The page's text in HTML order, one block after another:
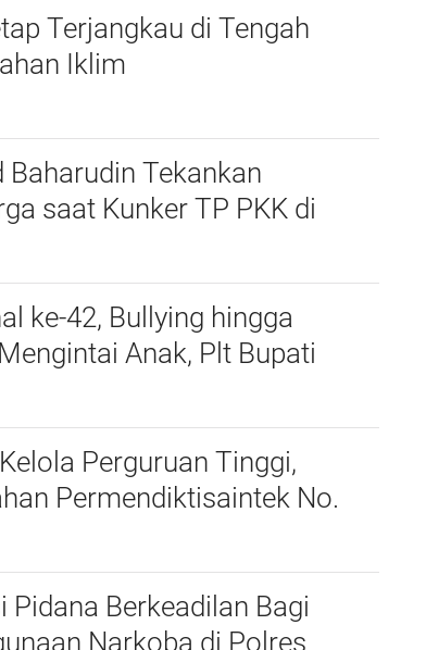
Terjangkau di Tengah
Iklim
Baharudin Tekankan
saat Kunker TP PKK di
ke-42, Bullying hingga
Anak, Plt Bupati
Wujudkan Tulungagung
Perguruan Tinggi,
Permendiktisaintek No.
10/2026
Pidana Berkeadilan Bagi
Narkoba di Polres